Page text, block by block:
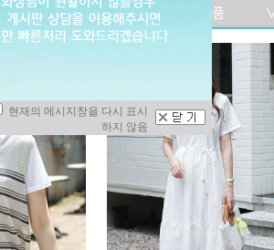
현재의 메시지창을 다시 표시
하지 않음